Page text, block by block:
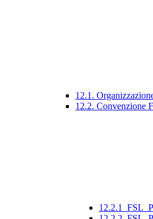
12.1.
12.2. Convenzione